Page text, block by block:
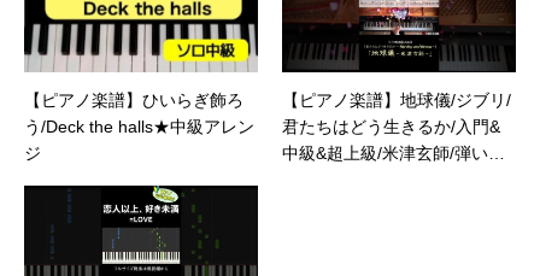
【ピアノ楽譜】ひいらぎ飾ろ
う/Deck the halls★中級アレン
ジ
【ピアノ楽譜】地球儀/ジブリ/
君たちはどう生きるか/入門&
中級&超上級/米津玄師/弾いて